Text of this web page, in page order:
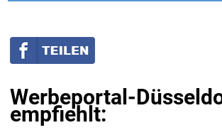
Werbeportal-
empfiehlt: